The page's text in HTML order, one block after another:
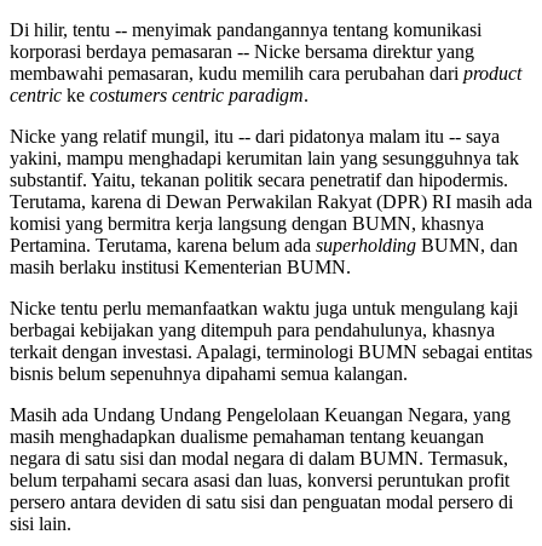
Di hilir, tentu -- menyimak pandangannya tentang komunikasi
korporasi berdaya pemasaran -- Nicke bersama direktur yang
membawahi pemasaran, kudu memilih cara perubahan dari product
centric ke costumers centric paradigm.
Nicke yang relatif mungil, itu -- dari pidatonya malam itu -- saya
yakini, mampu menghadapi kerumitan lain yang sesungguhnya tak
substantif. Yaitu, tekanan politik secara penetratif dan hipodermis.
Terutama, karena di Dewan Perwakilan Rakyat (DPR) RI masih ada
komisi yang bermitra kerja langsung dengan BUMN, khasnya
Pertamina. Terutama, karena belum ada superholding BUMN, dan
masih berlaku institusi Kementerian BUMN.
Nicke tentu perlu memanfaatkan waktu juga untuk mengulang kaji
berbagai kebijakan yang ditempuh para pendahulunya, khasnya
terkait dengan investasi. Apalagi, terminologi BUMN sebagai entitas
bisnis belum sepenuhnya dipahami semua kalangan.
Masih ada Undang Undang Pengelolaan Keuangan Negara, yang
masih menghadapkan dualisme pemahaman tentang keuangan
negara di satu sisi dan modal negara di dalam BUMN. Termasuk,
belum terpahami secara asasi dan luas, konversi peruntukan profit
persero antara deviden di satu sisi dan penguatan modal persero di
sisi lain.